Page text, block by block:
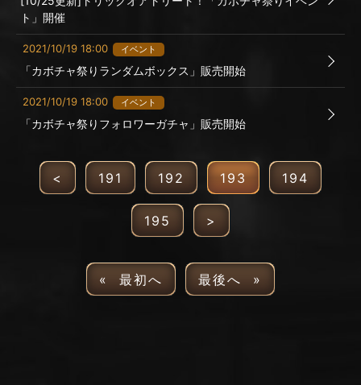
ト」開催
2021/10/19 18:00 イベント
「カボチャ祭りランダムボックス」販売開始
2021/10/19 18:00 イベント
「カボチャ祭りフォロワーガチャ」販売開始
< 191 192 193 194
195 >
« 最初へ 最後へ »